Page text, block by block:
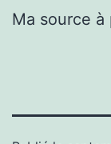
Ma source à